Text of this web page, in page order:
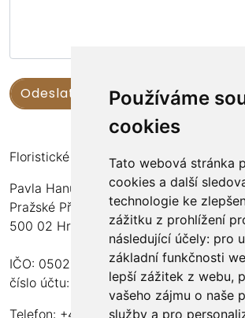
Používáme
cookies
Tato webová stránka
cookies a další
technologie ke
zážitku z prohlížení
následující účely: pro
základní funkčnosti
lepší zážitek z webu,
vašeho zájmu o naše
služby a pro
Floristické kurzy Violet - Bc. Veronika
Pavla Hanuše 252
Pražské Předměstí
500 02 Hradec Králové
IČO: 05024676
číslo účtu: 2600989157/2010
Telefon: +420 737 982 070